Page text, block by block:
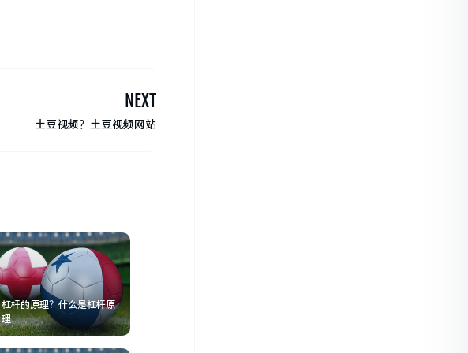
NEXT
土豆视频？土豆视频网站
杠杆的原理？什么是杠杆原
理